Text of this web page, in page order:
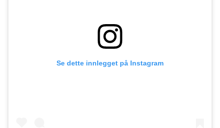
Se dette innlegget på Instagram